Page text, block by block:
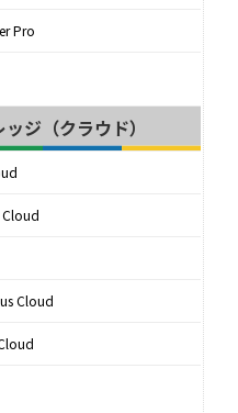
Pro
ジ（クラウド）
Cloud